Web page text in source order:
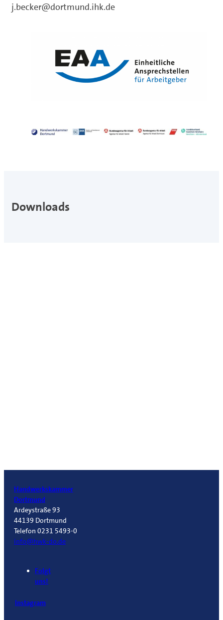
j.becker@dortmund.ihk.de
Downloads
Handwerkskammer
Dortmund
Ardeystraße 93
44139 Dortmund
Telefon 0231 5493-0
info@hwk-do.de
Folgt
uns!
Instagram